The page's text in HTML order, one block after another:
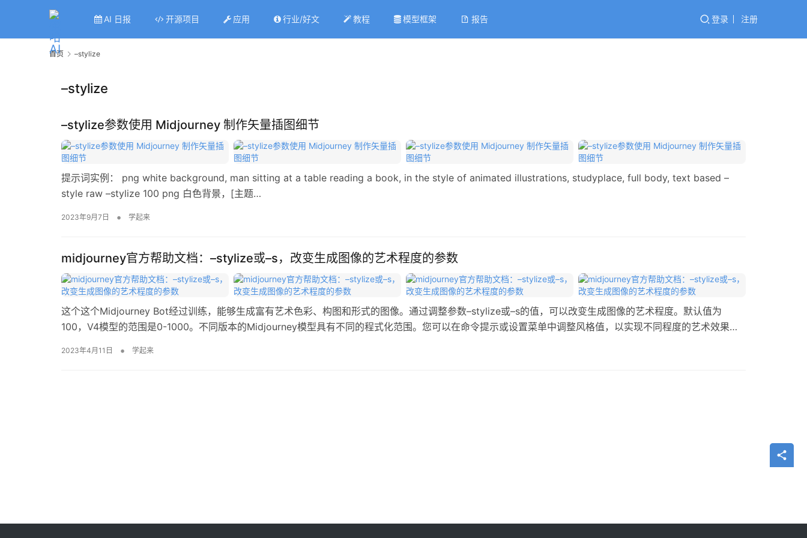
AI 日报 开源项目 应用 行业/好文 教程 模型框架 报告 登录 注册
首页 –stylize
–stylize
–stylize参数使用 Midjourney 制作矢量插图细节
提示词实例： png white background, man sitting at a table reading a book, in the style of animated illustrations, studyplace, full body, text based –
style raw –stylize 100 png 白色背景，[主题…
2023年9月7日 • 学起来
midjourney官方帮助文档：–stylize或–s，改变生成图像的艺术程度的参数
这个这个Midjourney Bot经过训练，能够生成富有艺术色彩、构图和形式的图像。通过调整参数–stylize或–s的值，可以改变生成图像的艺术程度。默认值为
100，V4模型的范围是0-1000。不同版本的Midjourney模型具有不同的程式化范围。您可以在命令提示或设置菜单中调整风格值，以实现不同程度的艺术效果。
2023年4月11日 • 学起来